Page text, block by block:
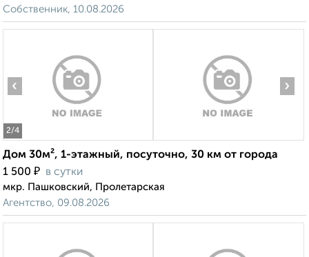
Собственник, 10.08.2026
2/4
‹ ›
Дом 30м², 1-этажный, посуточно, 30 км от города
1 500 ₽ в сутки
мкр. Пашковский, Пролетарская
Агентство, 09.08.2026